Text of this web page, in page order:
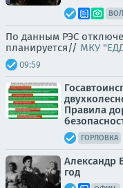
По данным РЭС
планируется// МКУ
09:59
Правила
ГОРЛОВКА
Александр
год